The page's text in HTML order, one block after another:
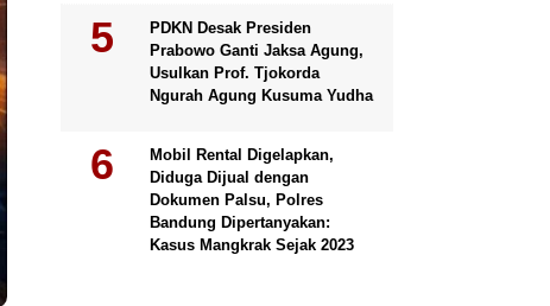
PDKN Desak Presiden
Prabowo Ganti Jaksa Agung,
Usulkan Prof. Tjokorda
Ngurah Agung Kusuma Yudha
Mobil Rental Digelapkan,
Diduga Dijual dengan
Dokumen Palsu, Polres
Bandung Dipertanyakan:
Kasus Mangkrak Sejak 2023